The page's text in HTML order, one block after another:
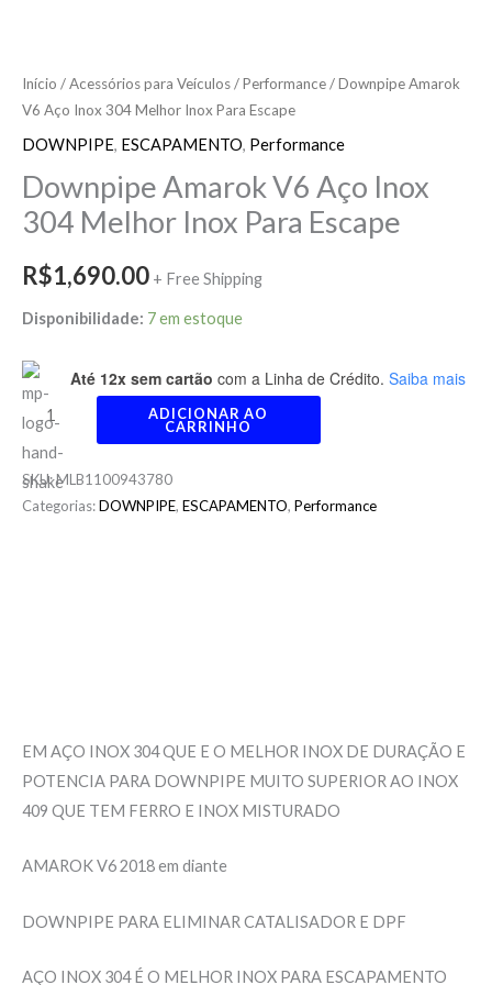
Início /Acessórios para Veículos/Performance/ Downpipe Amarok
V6 Aço Inox 304 Melhor Inox Para Escape
DOWNPIPE, ESCAPAMENTO, Performance
Downpipe Amarok V6 Aço Inox
304 Melhor Inox Para Escape
R$1,690.00 + Free Shipping
Disponibilidade: 7 em estoque
Até 12x sem cartão com a Linha de Crédito. Saiba mais
ADICIONAR AO
CARRINHO
SKU:MLB1100943780
Categorias:DOWNPIPE, ESCAPAMENTO, Performance
EM AÇO INOX 304 QUE E O MELHOR INOX DE DURAÇÃO E
POTENCIA PARA DOWNPIPE MUITO SUPERIOR AO INOX
409 QUE TEM FERRO E INOX MISTURADO
AMAROK V6 2018 em diante
DOWNPIPE PARA ELIMINAR CATALISADOR E DPF
AÇO INOX 304 É O MELHOR INOX PARA ESCAPAMENTO